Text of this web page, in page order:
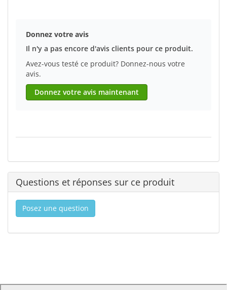
Donnez votre avis
Il n'y a pas encore d'avis clients pour ce produit.
Avez-vous testé ce produit? Donnez-nous votre
avis.
Donnez votre avis maintenant
Questions et réponses sur ce produit
Posez une question